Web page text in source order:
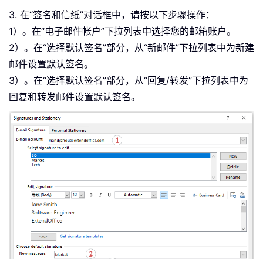
3. 在“签名和信纸”对话框中，请按以下步骤操作：
1）。在“电子邮件帐户”下拉列表中选择您的邮箱账户。
2）。在“选择默认签名”部分，从“新邮件”下拉列表中为新建
邮件设置默认签名。
3）。在“选择默认签名”部分，从“回复/转发”下拉列表中为
回复和转发邮件设置默认签名。